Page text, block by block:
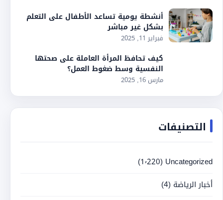
أنشطة يومية تساعد الأطفال على التعلم
بشكل غير مباشر
فبراير 11, 2025
كيف تحافظ المرأة العاملة على صحتها
النفسية وسط ضغوط العمل؟
مارس 16, 2025
التصنيفات
Uncategorized (1٬220)
أخبار الرياضة (4)